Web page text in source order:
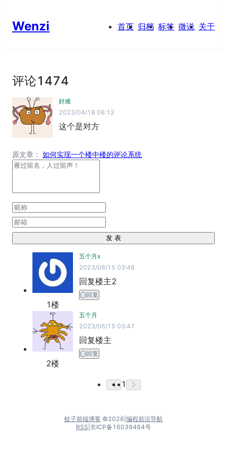
Wenzi 首页 归档 标签 微说 关于
评论1474
好难
2023/04/18 06:12
这个是对方
原文章： 如何实现一个楼中楼的评论系统
发 表
1楼
五个月x
2023/06/15 03:48
回复楼主2
回复
2楼
五个月
2023/06/15 03:47
回复楼主
回复
1
蚊子前端博客 ©2026 编程前沿导航
RSS 京ICP备16039464号